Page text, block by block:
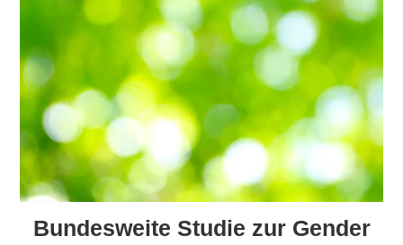
Bundesweite Studie zur Gender